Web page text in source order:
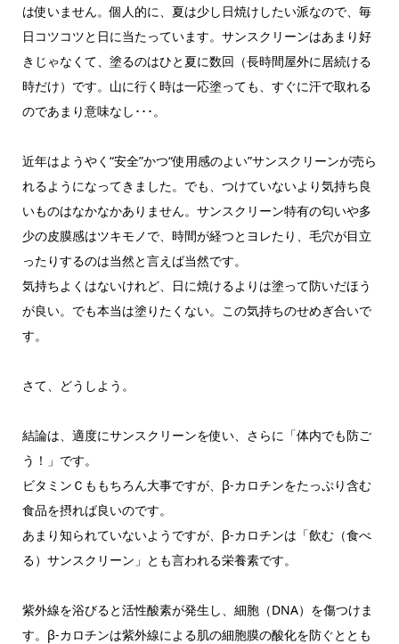
は使いません。個人的に、夏は少し日焼けしたい派なので、毎
日コツコツと日に当たっています。サンスクリーンはあまり好
きじゃなくて、塗るのはひと夏に数回（長時間屋外に居続ける
時だけ）です。山に行く時は一応塗っても、すぐに汗で取れる
のであまり意味なし･･･。
近年はようやく“安全”かつ“使用感のよい”サンスクリーンが売ら
れるようになってきました。でも、つけていないより気持ち良
いものはなかなかありません。サンスクリーン特有の匂いや多
少の皮膜感はツキモノで、時間が経つとヨレたり、毛穴が目立
ったりするのは当然と言えば当然です。
気持ちよくはないけれど、日に焼けるよりは塗って防いだほう
が良い。でも本当は塗りたくない。この気持ちのせめぎ合いで
す。
さて、どうしよう。
結論は、適度にサンスクリーンを使い、さらに「体内でも防ご
う！」です。
ビタミンＣももちろん大事ですが、β-カロチンをたっぷり含む
食品を摂れば良いのです。
あまり知られていないようですが、β-カロチンは「飲む（食べ
る）サンスクリーン」とも言われる栄養素です。
紫外線を浴びると活性酸素が発生し、細胞（DNA）を傷つけま
す。β-カロチンは紫外線による肌の細胞膜の酸化を防ぐととも